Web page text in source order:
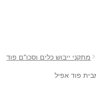
מתקני ייבוש כלים וסכו"ם פוד